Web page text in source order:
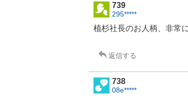
739
295*****
植杉社長のお人柄、非常
返信する
738
08e*****